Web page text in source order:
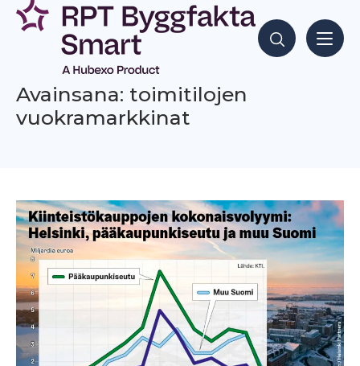
Siirry
sisältöön
Hae sisältöjä
Avainsana: toimitilojen
vuokramarkkinat